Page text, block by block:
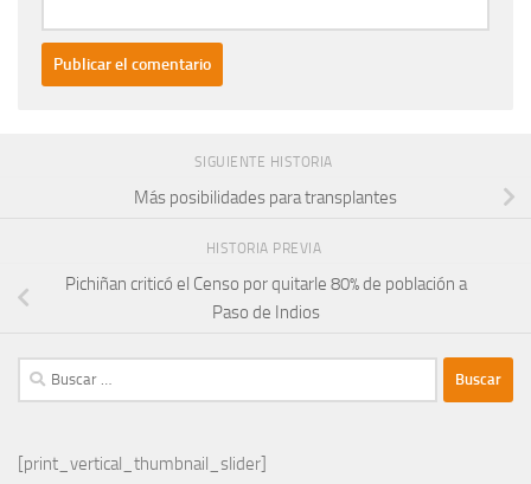
SIGUIENTE HISTORIA
Más posibilidades para transplantes
HISTORIA PREVIA
Pichiñan criticó el Censo por quitarle 80% de población a
Paso de Indios
Buscar:
[print_vertical_thumbnail_slider]